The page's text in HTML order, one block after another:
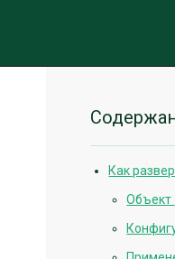
Как
Объект